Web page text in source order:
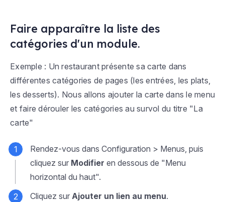
Faire apparaître la liste des
catégories d'un module.
Exemple : Un restaurant présente sa carte dans
différentes catégories de pages (les entrées, les plats,
les desserts). Nous allons ajouter la carte dans le menu
et faire dérouler les catégories au survol du titre "La
carte"
Rendez-vous dans Configuration > Menus, puis
cliquez sur Modifier en dessous de "Menu
horizontal du haut".
Cliquez sur Ajouter un lien au menu.